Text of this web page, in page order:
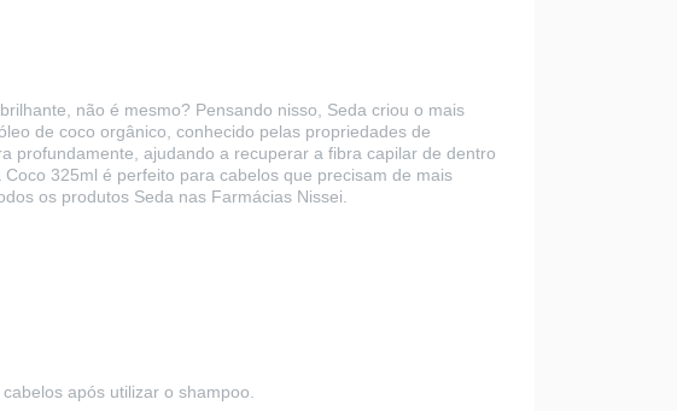
não é mesmo? Pensando nisso, Seda criou o mais
de coco orgânico, conhecido pelas propriedades de
profundamente, ajudando a recuperar a fibra capilar de dentro
325ml é perfeito para cabelos que precisam de mais
os produtos Seda nas Farmácias Nissei
após utilizar o shampoo.